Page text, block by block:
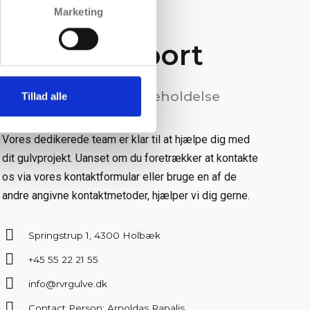
Marketing
Tillad alle
Vores support
Gulvlægning & vedligeholdelse
Vores dedikerede team er klar til at hjælpe dig med
dit gulvprojekt. Uanset om du foretrækker at kontakte
os via vores kontaktformular eller bruge en af de
andre angivne kontaktmetoder, hjælper vi dig gerne.
Springstrup 1, 4300 Holbæk
+45 55 22 21 55
info@rvrgulve.dk
Contact Person: Arnoldas Rapalis